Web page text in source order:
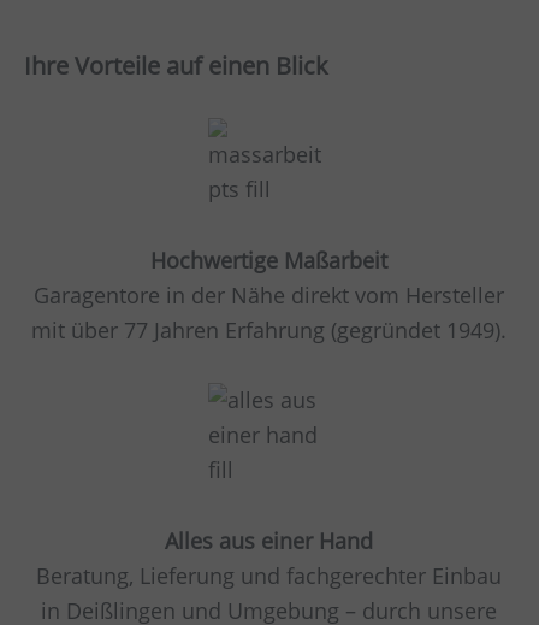
Ihre Vorteile auf einen Blick
Hochwertige Maßarbeit
Garagentore in der Nähe direkt vom Hersteller
mit über 77 Jahren Erfahrung (gegründet 1949).
Alles aus einer Hand
Beratung, Lieferung und fachgerechter Einbau
in Deißlingen und Umgebung – durch unsere